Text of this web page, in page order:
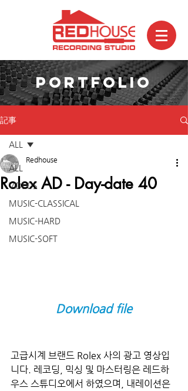
記事
ALL
VIDEOS
MUSIC-CLASSICAL
MUSIC-HARD
MUSIC-SOFT
ALL
Rolex AD - Day-date 40
Redhouse
Download file
고급시계 브랜드 Rolex 사의 광고 영상입
니다. 레코딩, 믹싱 및 마스터링은 레드하
우스 스튜디오에서 하였으며, 내레이션은
PORTFOLIO